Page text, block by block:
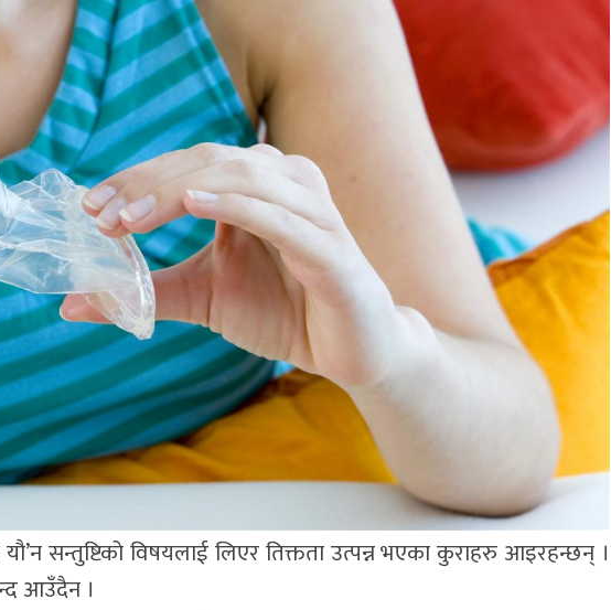
सन्तुष्टिको विषयलाई लिएर तिक्तता उत्पन्न भएका कुराहरु आइरहन्छन् ।
आउँदैन ।